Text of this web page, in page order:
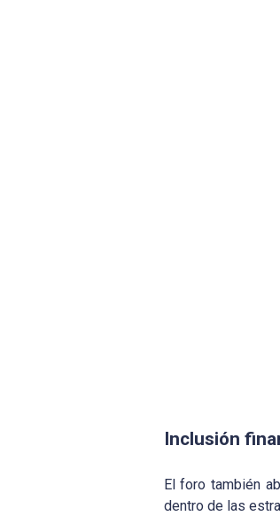
Inclusión
El foro también
dentro de las